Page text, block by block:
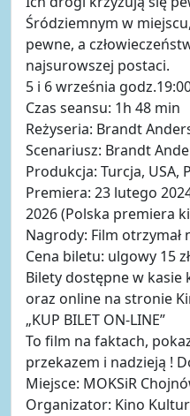
Śródziemnym w
pewne, a
najsurowszej postaci.
5 i 6 września
Czas seansu: 1h 48 min
Reżyseria: Brandt
Scenariusz: Brandt
Produkcja: Turcja, USA,
Premiera: 23 lutego
2026 (Polska premiera
Nagrody: Film otrzymał
Cena biletu: ulgowy 15
Bilety dostępne w kasie
oraz online na stronie
„KUP BILET ON-LINE”
To film na faktach,
przekazem i nadzieją !
Miejsce: MOKSiR
Organizator: Kino